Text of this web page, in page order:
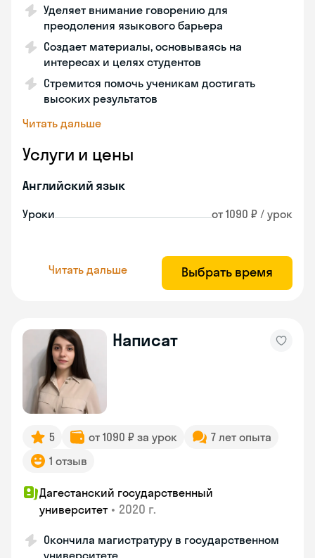
Уделяет внимание говорению для
преодоления языкового барьера
Создает материалы, основываясь на
интересах и целях студентов
Стремится помочь ученикам достигать
высоких результатов
Читать дальше
Услуги и цены
Английский язык
Уроки от 1090 ₽ / урок
Читать дальше Выбрать время
Написат
5 от 1090 ₽ за урок
7 лет опыта
1 отзыв
Дагестанский государственный
университет • 2020 г.
Окончила магистратуру в государственном
университете